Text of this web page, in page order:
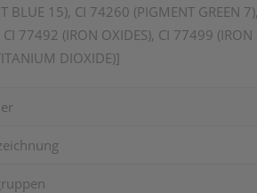
BLUE 15), CI 74260 (PIGMENT GREEN
CI 77492 (IRON OXIDES), CI 77499
DIOXIDE)]